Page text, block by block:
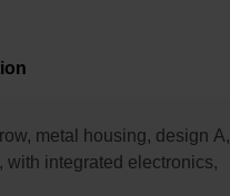
metal housing, design A,
with integrated electronics,